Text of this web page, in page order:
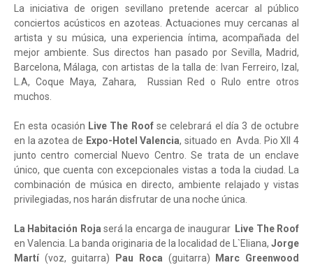
La iniciativa de origen sevillano pretende acercar al público
conciertos acústicos en azoteas. Actuaciones muy cercanas al
artista y su música, una experiencia íntima, acompañada del
mejor ambiente. Sus directos han pasado por Sevilla, Madrid,
Barcelona, Málaga, con artistas de la talla de: Ivan Ferreiro, Izal,
L.A, Coque Maya, Zahara, Russian Red o Rulo entre otros
muchos.
En esta ocasión Live The Roofse celebrará el día 3 de octubre
en la azotea de Expo-Hotel Valencia, situado en Avda. Pio XII 4
junto centro comercial Nuevo Centro. Se trata de un enclave
único, que cuenta con excepcionales vistas a toda la ciudad. La
combinación de música en directo, ambiente relajado y vistas
privilegiadas, nos harán disfrutar de una noche única.
La Habitación Rojaserá la encarga de inaugurar Live The Roof
en Valencia. La banda originaria de la localidad de L`Eliana, Jorge
Martí (voz, guitarra) Pau Roca (guitarra)
Marc Greenwood